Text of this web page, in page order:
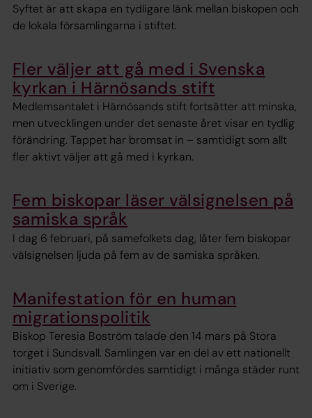
Syftet är att skapa en tydligare länk mellan biskopen och
de lokala församlingarna i stiftet.
Fler väljer att gå med i Svenska
kyrkan i Härnösands stift
Medlemsantalet i Härnösands stift fortsätter att minska,
men utvecklingen under det senaste året visar en tydlig
förändring. Tappet har bromsat in – samtidigt som allt
fler aktivt väljer att gå med i kyrkan.
Fem biskopar läser välsignelsen på
samiska språk
I dag 6 februari, på samefolkets dag, låter fem biskopar
välsignelsen ljuda på fem av de samiska språken.
Manifestation för en human
migrationspolitik
Biskop Teresia Boström talade den 14 mars på Stora
torget i Sundsvall. Samlingen var en del av ett nationellt
initiativ som genomfördes samtidigt i många städer runt
om i Sverige.